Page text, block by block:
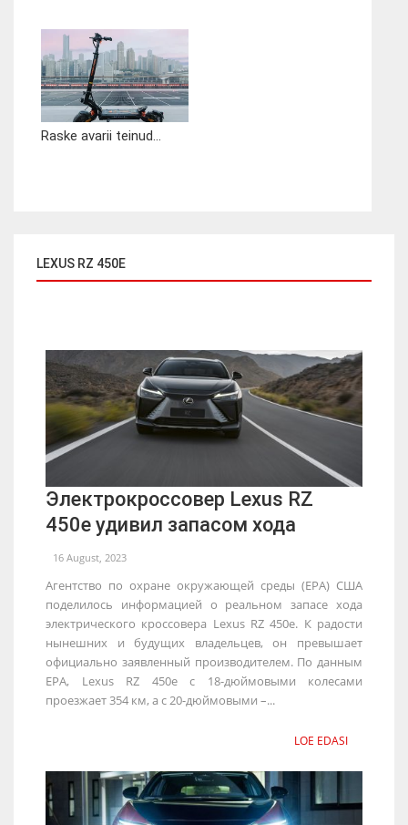
Raske avarii teinud...
LEXUS RZ 450E
Электрокроссовер Lexus RZ
450e удивил запасом хода
16 August, 2023
Агентство по охране окружающей среды (EPA) США
поделилось информацией о реальном запасе хода
электрического кроссовера Lexus RZ 450e. К радости
нынешних и будущих владельцев, он превышает
официально заявленный производителем. По данным
EPA, Lexus RZ 450e с 18-дюймовыми колесами
проезжает 354 км, а с 20-дюймовыми –...
LOE EDASI